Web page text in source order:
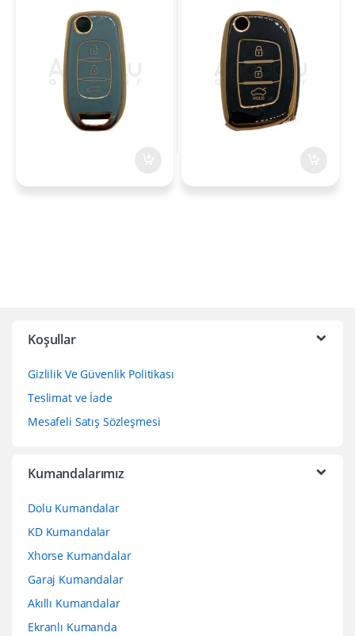
Koşullar
Gizlilik Ve Güvenlik Politikası
Teslimat ve İade
Mesafeli Satış Sözleşmesi
Kumandalarımız
Dolu Kumandalar
KD Kumandalar
Xhorse Kumandalar
Garaj Kumandalar
Akıllı Kumandalar
Ekranlı Kumanda